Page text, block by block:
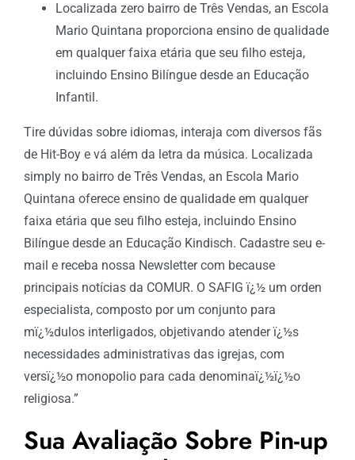
Localizada zero bairro de Três Vendas, an Escola
Mario Quintana proporciona ensino de qualidade
em qualquer faixa etária que seu filho esteja,
incluindo Ensino Bilíngue desde an Educação
Infantil.
Tire dúvidas sobre idiomas, interaja com diversos fãs
de Hit-Boy e vá além da letra da música. Localizada
simply no bairro de Três Vendas, an Escola Mario
Quintana oferece ensino de qualidade em qualquer
faixa etária que seu filho esteja, incluindo Ensino
Bilíngue desde an Educação Kindisch. Cadastre seu e-
mail e receba nossa Newsletter com because
principais notícias da COMUR. O SAFIG ï¿½ um orden
especialista, composto por um conjunto para
mï¿½dulos interligados, objetivando atender ï¿½s
necessidades administrativas das igrejas, com
versï¿½o monopolio para cada denominaï¿½ï¿½o
religiosa.”
Sua Avaliação Sobre Pin-up